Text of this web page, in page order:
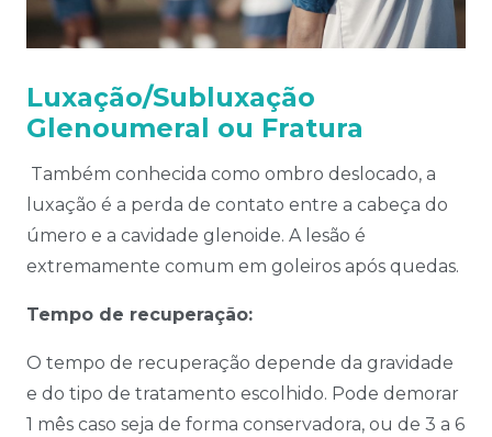
Luxação/Subluxação
Glenoumeral ou Fratura
Também conhecida como ombro deslocado, a
luxação é a perda de contato entre a cabeça do
úmero e a cavidade glenoide. A lesão é
extremamente comum em goleiros após quedas.
Tempo de recuperação:
O tempo de recuperação depende da gravidade
e do tipo de tratamento escolhido. Pode demorar
1 mês caso seja de forma conservadora, ou de 3 a 6